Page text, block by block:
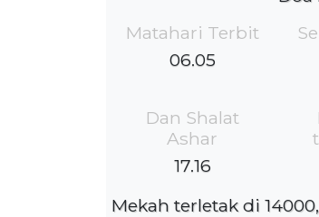
Matahari Terbit
06.05
Dan Shalat
Ashar
17.16
Mekah terletak di